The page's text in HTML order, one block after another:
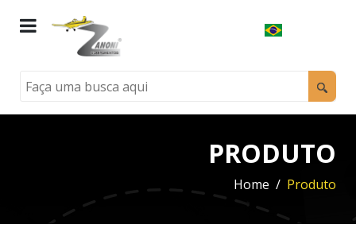
PRODUTO
Home Produto